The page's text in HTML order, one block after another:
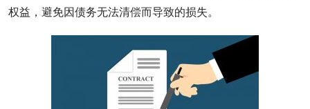
权益，避免因债务无法清偿而导致的损失。